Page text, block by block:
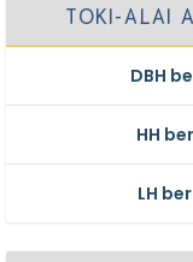
TOKI-ALAI
DBH
HH
LH